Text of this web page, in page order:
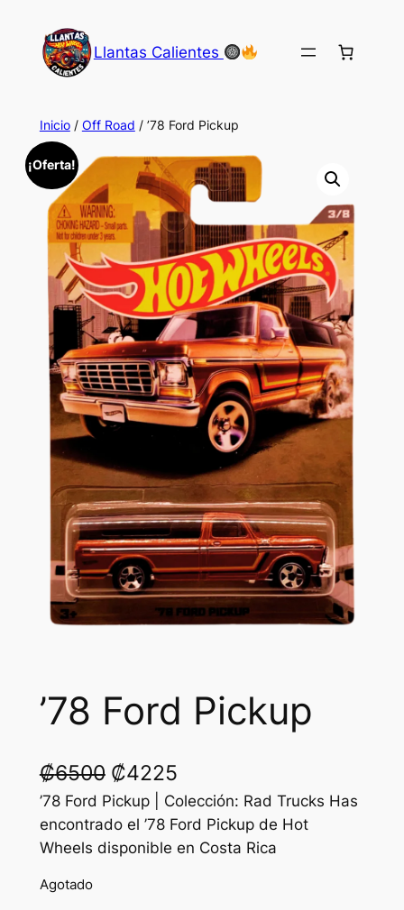
contenido
Llantas Calientes
Inicio/ Off Road / ’78 Ford Pickup
¡Oferta!
’78 Ford Pickup
₡6500 O
r
i
₡4225C
u
r
’78 Ford Pickup | Colección: Rad Trucks Has
encontrado el ’78 Ford Pickup de Hot
Wheels disponible en Costa Rica
Agotado